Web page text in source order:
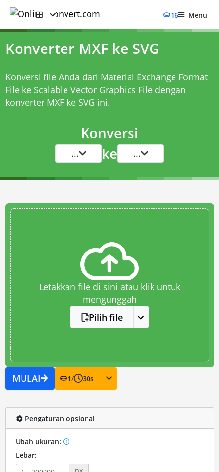
16 Menu
Konverter MXF ke SVG
Konversi file Anda dari Material Exchange Format
File ke Scalable Vector Graphics File dengan
konverter MXF ke SVG ini.
Konversi
... ke ...
Letakkan file di sini atau klik untuk
mengunggah
Pilih file
MULAI 1/ 30s
Pengaturan opsional
Ubah ukuran:
Lebar: